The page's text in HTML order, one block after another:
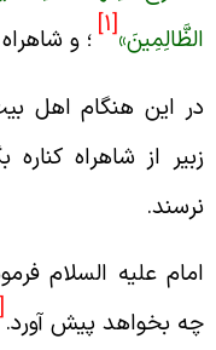
؛ و شاهراه
اين هنگام اهل
از شاهراه
عليه السلام
بخواهد پيش آورد.